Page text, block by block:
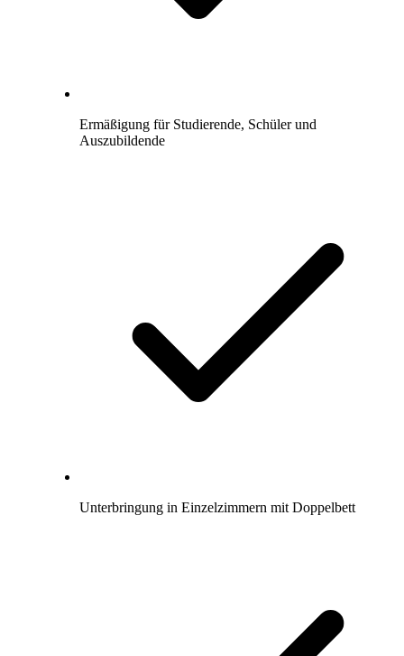
Ermäßigung für Studierende, Schüler und
Auszubildende
Unterbringung in Einzelzimmern mit Doppelbett